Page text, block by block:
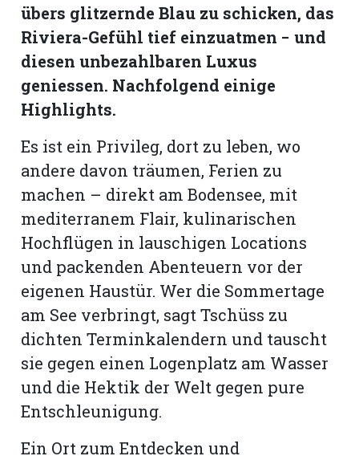
übers glitzernde Blau zu schicken, das
Riviera-Gefühl tief einzuatmen − und
diesen unbezahlbaren Luxus
geniessen. Nachfolgend einige
Highlights.
Es ist ein Privileg, dort zu leben, wo
andere davon träumen, Ferien zu
machen – direkt am Bodensee, mit
mediterranem Flair, kulinarischen
Hochflügen in lauschigen Locations
und packenden Abenteuern vor der
eigenen Haustür. Wer die Sommertage
am See verbringt, sagt Tschüss zu
dichten Terminkalendern und tauscht
sie gegen einen Logenplatz am Wasser
und die Hektik der Welt gegen pure
Entschleunigung.
Ein Ort zum Entdecken und